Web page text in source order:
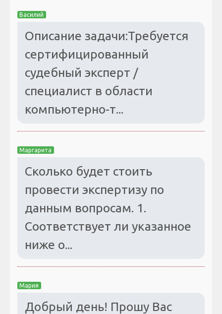
Василий
Описание задачи:Требуется
сертифицированный
судебный эксперт /
специалист в области
компьютерно-т...
Маргарита
Сколько будет стоить
провести экспертизу по
данным вопросам. 1.
Соответствует ли указанное
ниже о...
Мария
Добрый день! Прошу Вас